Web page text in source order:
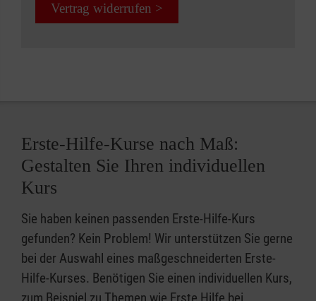
Vertrag widerrufen >
Erste-Hilfe-Kurse nach Maß:
Gestalten Sie Ihren individuellen
Kurs
Sie haben keinen passenden Erste-Hilfe-Kurs
gefunden? Kein Problem! Wir unterstützen Sie gerne
bei der Auswahl eines maßgeschneiderten Erste-
Hilfe-Kurses. Benötigen Sie einen individuellen Kurs,
zum Beispiel zu Themen wie Erste Hilfe bei